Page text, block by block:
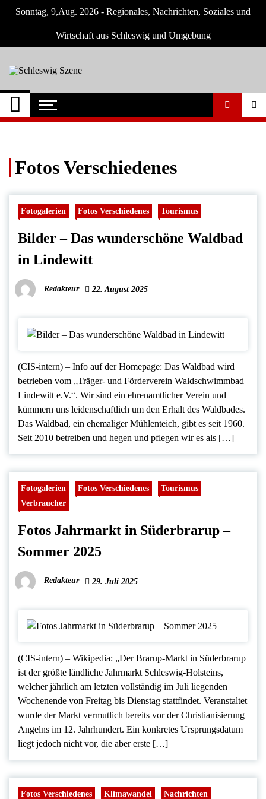
Sonntag, 9,Aug. 2026 - Regionales, Nachrichten, Soziales und
Wirtschaft aus Schleswig und Umgebung
Schleswig Szene
Neuigkeiten und Nachrichten aus Schleswig
und Umgebung
Fotos Verschiedenes
Fotogalerien Fotos Verschiedenes Tourismus
Bilder – Das wunderschöne Waldbad
in Lindewitt
Redakteur 22. August 2025
(CIS-intern) – Info auf der Homepage: Das Waldbad wird
betrieben vom „Träger- und Förderverein Waldschwimmbad
Lindewitt e.V.“. Wir sind ein ehrenamtlicher Verein und
kümmern uns leidenschaftlich um den Erhalt des Waldbades.
Das Waldbad, ein ehemaliger Mühlenteich, gibt es seit 1960.
Seit 2010 betreiben und hegen und pflegen wir es als […]
Fotogalerien Fotos Verschiedenes
Tourismus
Verbraucher
Fotos Jahrmarkt in Süderbrarup –
Sommer 2025
Redakteur 29. Juli 2025
(CIS-intern) – Wikipedia: „Der Brarup-Markt in Süderbrarup
ist der größte ländliche Jahrmarkt Schleswig-Holsteins,
welcher jährlich am letzten vollständig im Juli liegenden
Wochenende von Freitag bis Dienstag stattfindet. Veranstaltet
wurde der Markt vermutlich bereits vor der Christianisierung
Angelns im 12. Jahrhundert. Ein konkretes Ursprungsdatum
liegt jedoch nicht vor, die aber erste […]
Fotos Verschiedenes Klimawandel Nachrichten